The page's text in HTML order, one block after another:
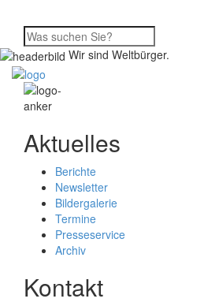
Wir sind Weltbürger.
Aktuelles
Berichte
Newsletter
Bildergalerie
Termine
Presseservice
Archiv
Kontakt